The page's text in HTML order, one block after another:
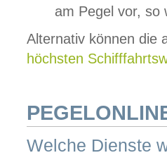
am Pegel vor,
Alternativ können die
höchsten
Welche Dienste